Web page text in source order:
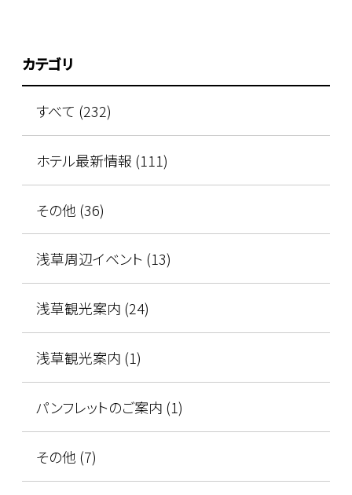
カテゴリ
すべて (232)
ホテル最新情報 (111)
その他 (36)
浅草周辺イベント (13)
浅草観光案内 (24)
浅草観光案内 (1)
パンフレットのご案内 (1)
その他 (7)